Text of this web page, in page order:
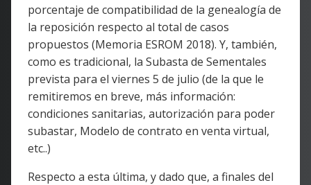
porcentaje de compatibilidad de la genealogía de
la reposición respecto al total de casos
propuestos (Memoria ESROM 2018). Y, también,
como es tradicional, la Subasta de Sementales
prevista para el viernes 5 de julio (de la que le
remitiremos en breve, más información:
condiciones sanitarias, autorización para poder
subastar, Modelo de contrato en venta virtual,
etc..)
Respecto a esta última, y dado que, a finales del